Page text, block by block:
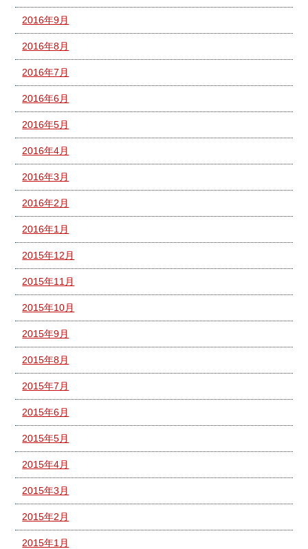
2016年9月
2016年8月
2016年7月
2016年6月
2016年5月
2016年4月
2016年3月
2016年2月
2016年1月
2015年12月
2015年11月
2015年10月
2015年9月
2015年8月
2015年7月
2015年6月
2015年5月
2015年4月
2015年3月
2015年2月
2015年1月